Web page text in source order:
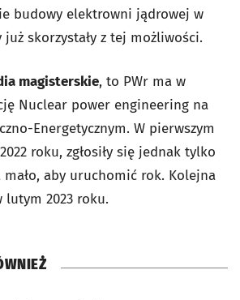
budowy elektrowni jądrowej w
już skorzystały z tej możliwości.
magisterskie, to PWr ma w
Nuclear power engineering na
Energetycznym. W pierwszym
roku, zgłosiły się jednak tylko
mało, aby uruchomić rok. Kolejna
lutym 2023 roku.
karcie